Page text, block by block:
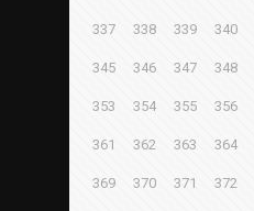
337 338 339 340
345 346 347 348
353 354 355 356
361 362 363 364
369 370 371 372